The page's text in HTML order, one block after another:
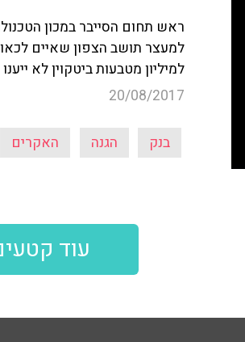
למעצר תושב הצפון שאיים
למיליון מטבעות ביטקוין לא ייענו
20/08/2017
בנק הגנה האקרים
עוד